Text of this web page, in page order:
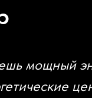
мощный